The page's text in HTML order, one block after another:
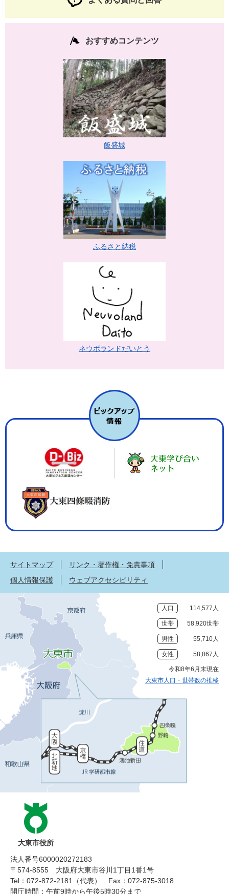
おすすめコンテンツ
飯盛城
ふるさと納税
ネウボランドだいとう
サイトマップ
リンク・著作権・免責事項
個人情報保護
ウェブアクセシビリティ
人口 114,577人
世帯 58,920世帯
男性 55,710人
女性 58,867人
令和8年6月末現在
大東市人口・世帯数の推移
大東市役所
法人番号6000020272183
〒574-8555 大阪府大東市谷川1丁目1番1号
Tel：072-872-2181（代表）
Fax：072-875-3018
開庁時間：午前9時から午後5時30分まで